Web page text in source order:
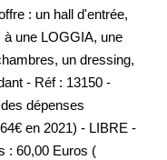
: un hall d'entrée,
à une LOGGIA, une
un dressing,
- Réf : 13150 -
dépenses
en 2021) - LIBRE -
: 60,00 Euros (